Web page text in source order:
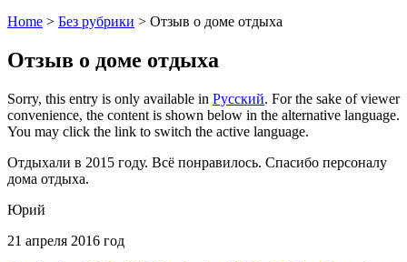
Home > Без рубрики > Отзыв о доме отдыха
Отзыв о доме отдыха
Sorry, this entry is only available in Русский. For the sake of viewer
convenience, the content is shown below in the alternative language.
You may click the link to switch the active language.
Отдыхали в 2015 году. Всё понравилось. Спасибо персоналу
дома отдыха.
Юрий
21 апреля 2016 год